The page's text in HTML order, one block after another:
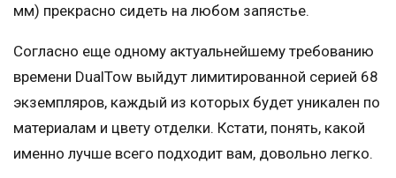
мм) прекрасно сидеть на любом запястье.
Согласно еще одному актуальнейшему требованию
времени DualTow выйдут лимитированной серией 68
экземпляров, каждый из которых будет уникален по
материалам и цвету отделки. Кстати, понять, какой
именно лучше всего подходит вам, довольно легко.